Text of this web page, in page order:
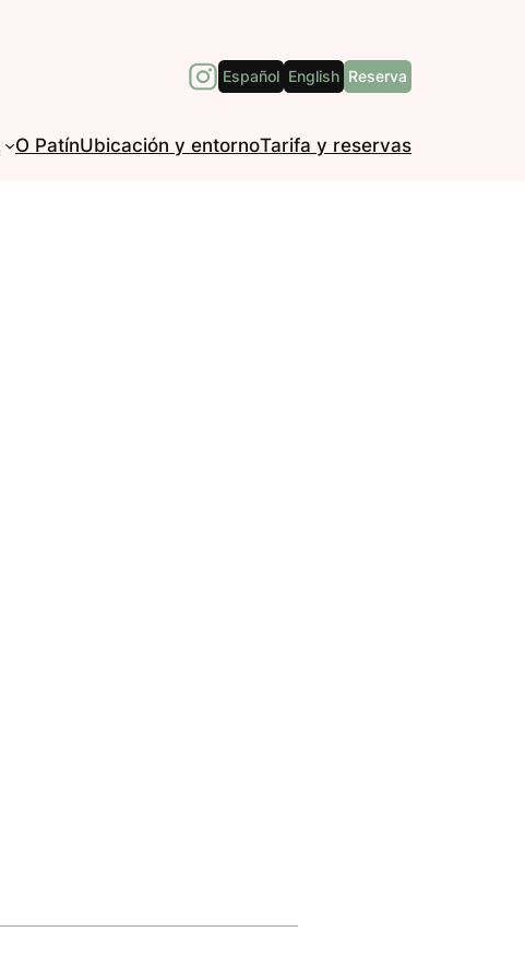
Español English Reserva
O PatínUbicación y entornoTarifa y reservas